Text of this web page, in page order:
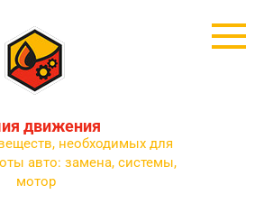
движения
необходимых для
авто: замена, системы,
мотор